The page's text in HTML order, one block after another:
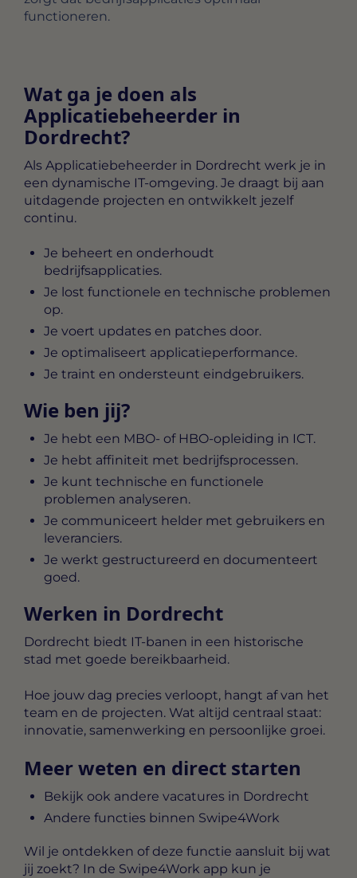
functioneren.
Wat ga je doen als
Applicatiebeheerder in
Dordrecht?
Als Applicatiebeheerder in Dordrecht werk je in
een dynamische IT-omgeving. Je draagt bij aan
uitdagende projecten en ontwikkelt jezelf
continu.
Je beheert en onderhoudt
bedrijfsapplicaties.
Je lost functionele en technische problemen
op.
Je voert updates en patches door.
Je optimaliseert applicatieperformance.
Je traint en ondersteunt eindgebruikers.
Wie ben jij?
Je hebt een MBO- of HBO-opleiding in ICT.
Je hebt affiniteit met bedrijfsprocessen.
Je kunt technische en functionele
problemen analyseren.
Je communiceert helder met gebruikers en
leveranciers.
Je werkt gestructureerd en documenteert
goed.
Werken in Dordrecht
Dordrecht biedt IT-banen in een historische
stad met goede bereikbaarheid.
Hoe jouw dag precies verloopt, hangt af van het
team en de projecten. Wat altijd centraal staat:
innovatie, samenwerking en persoonlijke groei.
Meer weten en direct starten
Bekijk ook andere vacatures in Dordrecht
Andere functies binnen Swipe4Work
Wil je ontdekken of deze functie aansluit bij wat
jij zoekt? In de Swipe4Work app kun je